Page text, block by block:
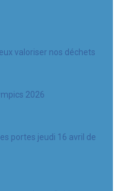
valoriser nos déchets
2026
portes jeudi 16 avril de